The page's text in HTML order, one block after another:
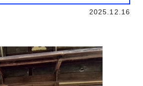
2025.12.16